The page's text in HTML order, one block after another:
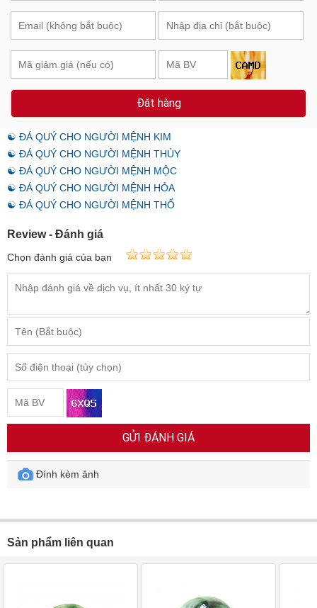
Đặt hàng
☯ ĐÁ QUÝ CHO NGƯỜI MỆNH KIM
☯ ĐÁ QUÝ CHO NGƯỜI MỆNH THỦY
☯ ĐÁ QUÝ CHO NGƯỜI MỆNH MỘC
☯ ĐÁ QUÝ CHO NGƯỜI MỆNH HỎA
☯ ĐÁ QUÝ CHO NGƯỜI MỆNH THỔ
Review - Đánh giá
Chọn đánh giá của bạn
GỬI ĐÁNH GIÁ
Đính kèm ảnh
Sản phẩm liên quan